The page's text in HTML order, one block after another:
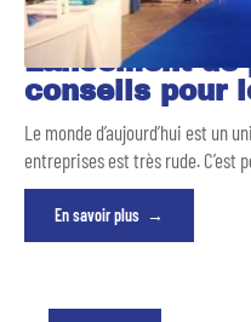
Lancement de
conseils pour
Le monde d’aujourd’hui est un
entreprises est très rude. C’est
En savoir plus